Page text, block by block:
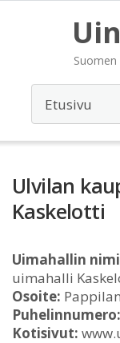
Ulvilan
Kaskelotti
Uimahallin
uimahalli
Osoite:
Puhelinnumero:
Kotisivut: